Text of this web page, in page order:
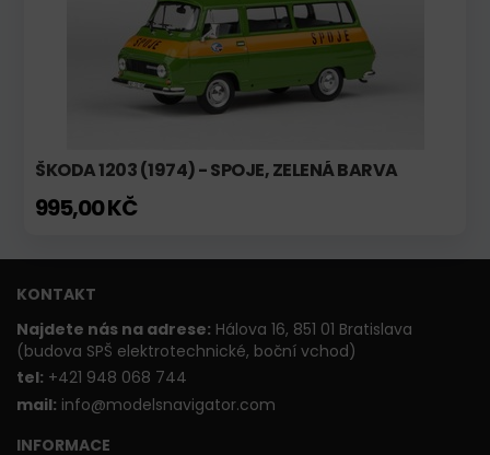
ŠKODA 1203 (1974) - SPOJE, ZELENÁ BARVA
995,00 KČ
KONTAKT
Najdete nás na adrese: Hálova 16, 851 01 Bratislava
(budova SPŠ elektrotechnické, boční vchod)
tel: +421 948 068 744
mail: info@modelsnavigator.com
INFORMACE